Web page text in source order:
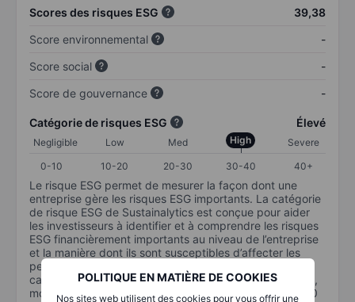
POLITIQUE EN MATIÈRE DE COOKIES
Nos sites web utilisent des cookies pour vous offrir une
Scores des risques ESG
39,38
Score environnemental
-
Score social
-
Score de gouvernance
-
Catégorie de risques ESG Élevé
Negligible Low Med High
Severe
0-10
10-20 20-30 30-40 40+
Le risque ESG permet de mesurer la façon dont une
entreprise gère les risques ESG importants. La catégorie
de risque ESG de Sustainalytics est conçue pour aider
les investisseurs à identifier et à comprendre les risques
ESG financièrement importants au niveau de l’entreprise
et la manière dont ils sont susceptibles d’affecter les
performances à long terme des investissements en
capital. L’échelle va de 0 à 100. Plus le risque est faible,
moins il est important (0 équivaut à aucun risque et 100